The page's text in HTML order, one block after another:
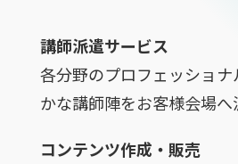
講師派遣サービス
各分野のプロフェッショ
かな講師陣をお客様会場へ
コンテンツ作成・販売